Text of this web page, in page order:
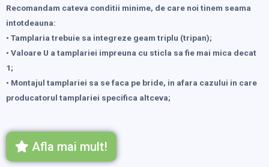
Recomandam cateva conditii minime, de care noi tinem seama
intotdeauna:
• Tamplaria trebuie sa integreze geam triplu (tripan);
• Valoare U a tamplariei impreuna cu sticla sa fie mai mica decat
1;
• Montajul tamplariei sa se faca pe bride, in afara cazului in care
producatorul tamplariei specifica altceva;
Afla mai mult!